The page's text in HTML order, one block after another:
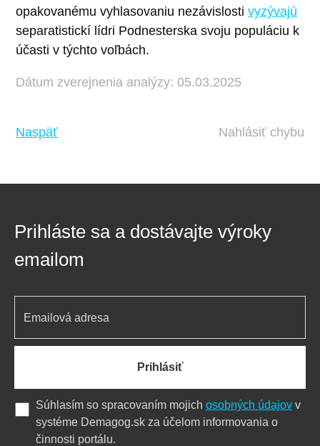
opakovanému vyhlasovaniu nezávislosti vyzývajú
separatistickí lídri Podnesterska svoju populáciu k
účasti v týchto voľbách.
Dátum zverejnenia analýzy: 05.03.2025
Naspäť Nahlásiť chybu
Prihláste sa a dostávajte výroky
emailom
Prihlásiť
Súhlasím so spracovaním mojich osobných údajov v
systéme Demagog.sk za účelom informovania o
činnosti portálu.